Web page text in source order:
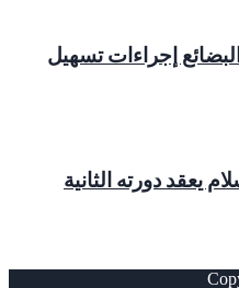
إجراءات تسهيل
يعقد دورته الثانية